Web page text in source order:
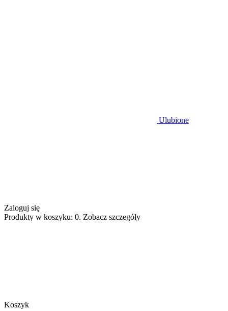
Ulubione
Zaloguj się
Produkty w koszyku: 0. Zobacz szczegóły
Koszyk